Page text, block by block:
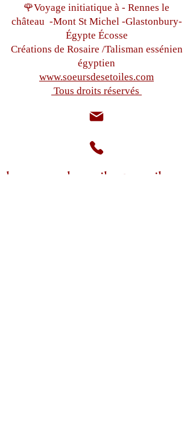
🌹Voyage initiatique à - Rennes le
château -Mont St Michel -Glastonbury-
Égypte Écosse
Créations de Rosaire /Talisman essénien
égyptien
www.soeursdesetoiles.com
Tous droits réservés
hermanasdesetoiles@gmail.co